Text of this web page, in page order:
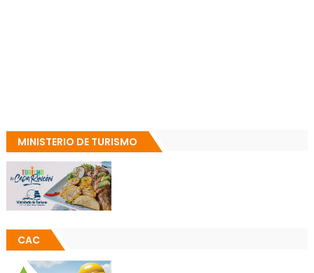
MINISTERIO DE TURISMO
CAC